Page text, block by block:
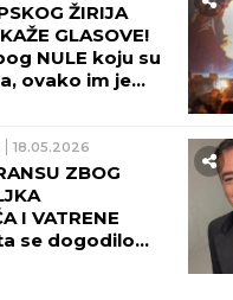
ŽIRIJA
GLASOVE!
NULE koju su
ovako im je
18.05.2026
ZBOG
I VATRENE
se dogodilo